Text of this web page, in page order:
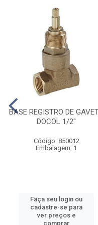
BASE REGISTRO DE
DOCOL 1/2''
Código: 850012
Embalagem: 1
Faça seu login ou
cadastre-se para
ver preços e
comprar